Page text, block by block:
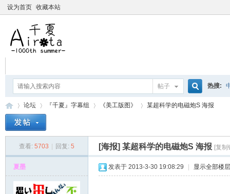
设为首页 收藏本站
帖子
搜
索
热搜:
爱杀宝
论坛
›
『千夏』字幕组 《美工版图》
›
某超科学的电磁炮S 海报
查看: 5703 回复: 5 [海报] 某超科学的电磁炮S 海报 [复制
夏墨 发表于 2013-3-30 19:08:29 显示全部楼层